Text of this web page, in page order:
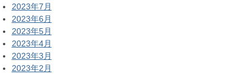
2023年7月
2023年6月
2023年5月
2023年4月
2023年3月
2023年2月